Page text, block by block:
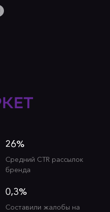
26%
Средний CTR рассылок
бренда
0,3%
Составили жалобы на